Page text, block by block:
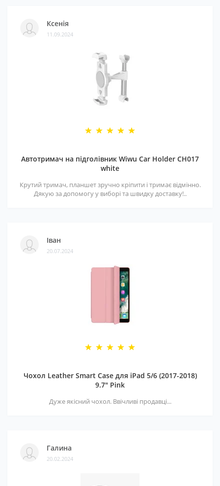
Ксенія
11.09.2024
Автотримач на підголівник Wiwu Car Holder CH017
white
Крутий тримач, планшет зручно кріпити і тримає відмінно.
Дякую за допомогу у виборі та швидку доставку!..
Іван
20.07.2024
Чохол Leather Smart Case для iPad 5/6 (2017-2018)
9.7" Pink
Дуже якісний чохол. Ввічливі продавці...
Галина
20.02.2024